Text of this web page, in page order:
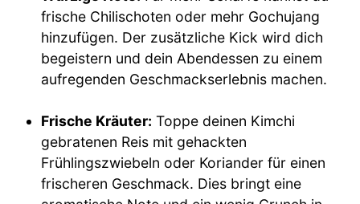
frische Chilischoten oder mehr Gochujang
hinzufügen. Der zusätzliche Kick wird dich
begeistern und dein Abendessen zu einem
aufregenden Geschmackserlebnis machen.
Frische Kräuter: Toppe deinen Kimchi
gebratenen Reis mit gehackten
Frühlingszwiebeln oder Koriander für einen
frischeren Geschmack. Dies bringt eine